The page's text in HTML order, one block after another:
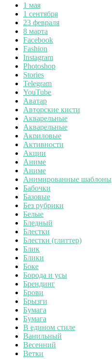
1 мая
1 сентября
23 февраля
8 марта
Facebook
Fashion
Instagram
Photoshop
Stories
Telegram
YouTube
Аватар
Авторские кисти
Акварельные
Акварельные
Акриловые
Активности
Акции
Аниме
Аниме
Анимированные шаблоны
Бабочки
Базовые
Без рубрики
Белые
Бледный
Блестки
Блестки (глиттер)
Блик
Блики
Боке
Борода и усы
Брендинг
Брови
Брызги
Бумага
Бумага
В едином стиле
Ванильный
Весенний
Ветки